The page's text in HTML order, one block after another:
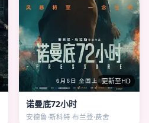
更新至HD
诺曼底72小时
安德鲁·斯科特 布兰登·费舍